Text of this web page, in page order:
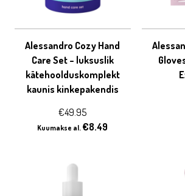
Alessandro Cozy Hand
Care Set – luksuslik
kätehoolduskomplekt
kaunis kinkepakendis
€49.95
Kuumakse al. €8.49